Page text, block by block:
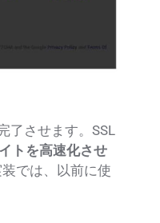
させます。 SSL
トを高速化させ
では、以前に使